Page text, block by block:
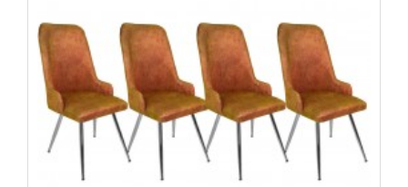
İHRAÇ FAZLASI
-20 %